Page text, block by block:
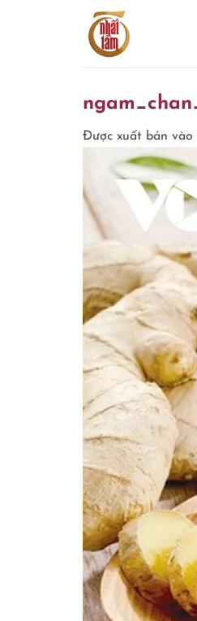
Được xuất bản vào